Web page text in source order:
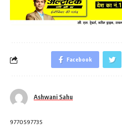
Facebook
Ashwani Sahu
9770597735